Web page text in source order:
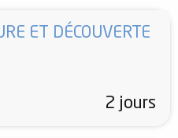
ET DÉCOUVERTE
2 jours